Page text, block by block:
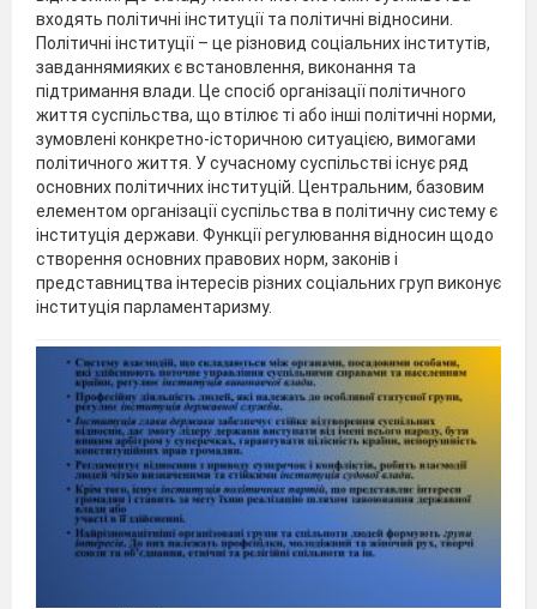
входять політичні інституції та політичні відносини.
Політичні інституції – це різновид соціальних інститутів,
завданнямияких є встановлення, виконання та
підтримання влади. Це спосіб організації політичного
життя суспільства, що втілює ті або інші політичні норми,
зумовлені конкретно-історичною ситуацією, вимогами
політичного життя. У сучасному суспільстві існує ряд
основних політичних інституцій. Центральним, базовим
елементом організації суспільства в політичну систему є
інституція держави. Функції регулювання відносин щодо
створення основних правових норм, законів і
представництва інтересів різних соціальних груп виконує
інституція парламентаризму.